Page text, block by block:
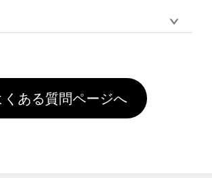
利用頂けます。ポイントの有効期限は一
です。【会員ランク】過去10カ月のご注
数により会員ランク割引(最大5%)が適用
も、ログインがされていなければ、ラン
カウントがされません。
て、プリントを定着させるための処理剤
布しており、短納期・低価格で商品をお届
質で、水洗いで落とすことが可能です。
数ですが、お客様ご自身にて着用前に落と
いただけますようお願いいたします。※1
文・直送機能でのご注文に関わらず、前
。いずれのデータも該当デザインのみ画
に変換、またはAdobe
などによるお値引きで4,000円未満になる
は送料がかかりますので、ご注意くださ
くある質問ページへ